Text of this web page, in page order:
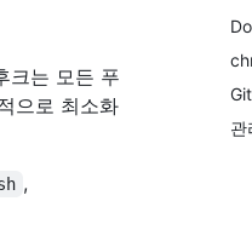
관
크는 모든 푸
으로 최소화
,